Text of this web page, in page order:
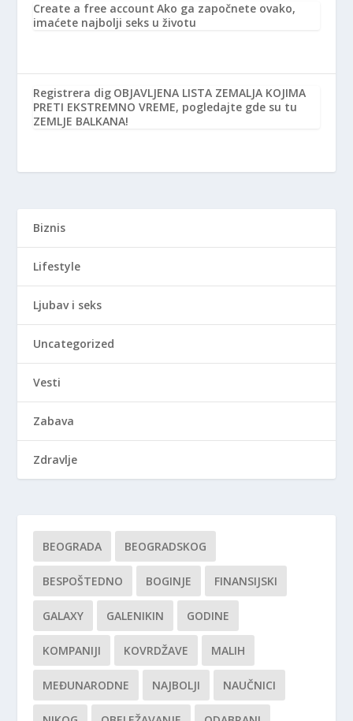
Create a free account Ako ga započnete ovako,
imaćete najbolji seks u životu
Registrera dig OBJAVLJENA LISTA ZEMALJA KOJIMA
PRETI EKSTREMNO VREME, pogledajte gde su tu
ZEMLJE BALKANA!
Biznis
Lifestyle
Ljubav i seks
Uncategorized
Vesti
Zabava
Zdravlje
BEOGRADA BEOGRADSKOG
BESPOŠTEDNO BOGINJE FINANSIJSKI
GALAXY GALENIKIN GODINE
KOMPANIJI KOVRDŽAVE MALIH
MEĐUNARODNE NAJBOLJI NAUČNICI